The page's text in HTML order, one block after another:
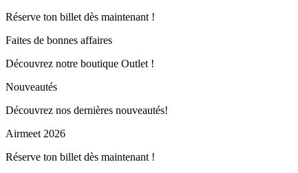
Réserve ton billet dès maintenant !
Faites de bonnes affaires
Découvrez notre boutique Outlet !
Nouveautés
Découvrez nos dernières nouveautés!
Airmeet 2026
Réserve ton billet dès maintenant !